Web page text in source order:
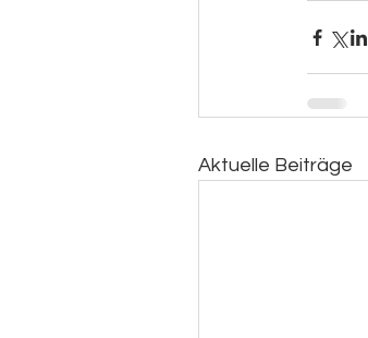
Aktuelle Beiträge